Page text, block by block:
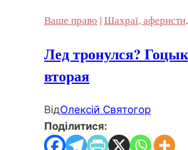
Ваше право |Шахраї,
Лед тронулся?
вторая
ВідОлексій Святогор
Поділитися: